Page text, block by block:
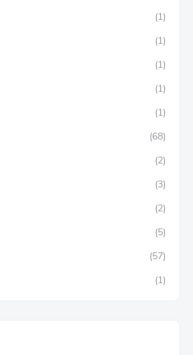
(1)
(1)
(1)
(1)
(1)
(68)
(2)
(3)
(2)
(5)
(57)
(1)